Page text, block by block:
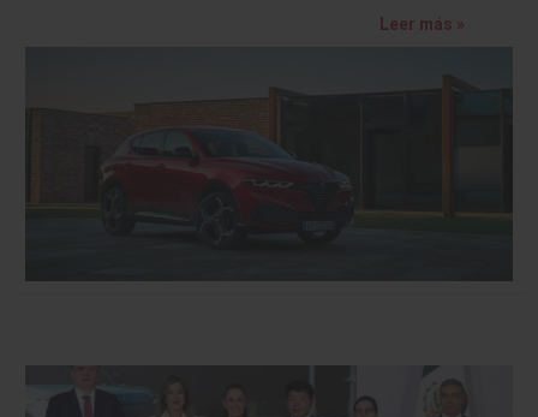
Leer más »